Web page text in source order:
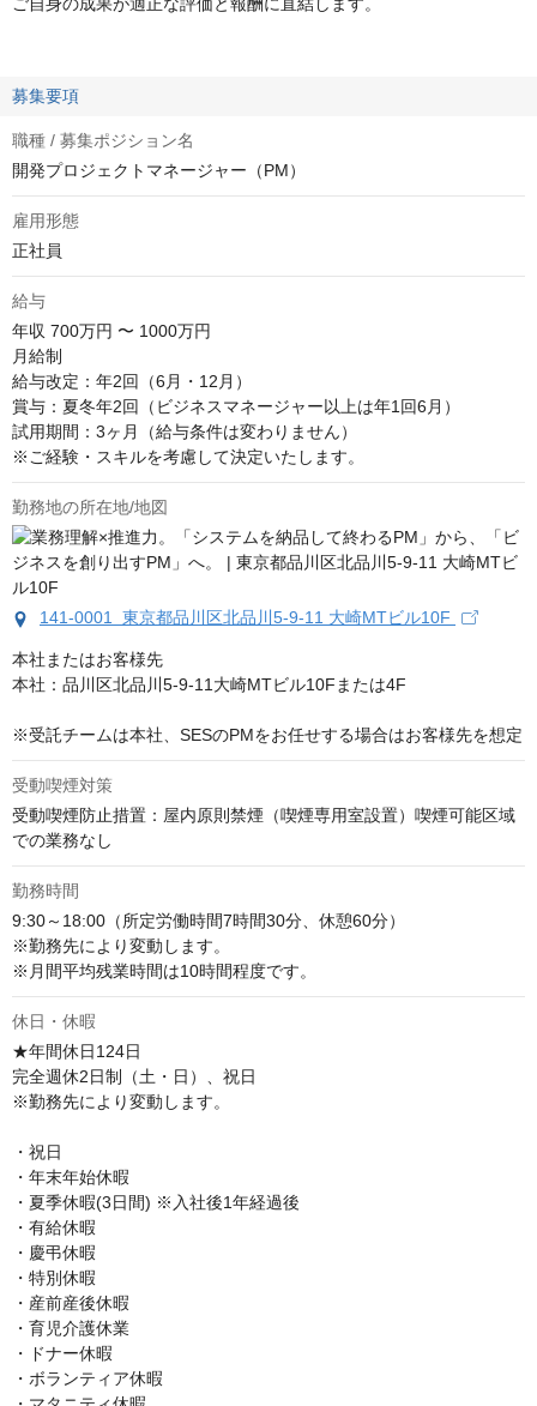
ご自身の成果が適正な評価と報酬に直結します。
募集要項
職種 / 募集ポジション名
開発プロジェクトマネージャー（PM）
雇用形態
正社員
給与
年収 700万円 〜 1000万円
月給制
給与改定：年2回（6月・12月）
賞与：夏冬年2回（ビジネスマネージャー以上は年1回6月）
試用期間：3ヶ月（給与条件は変わりません）
※ご経験・スキルを考慮して決定いたします。
勤務地の所在地/地図
141-0001 東京都品川区北品川5-9-11 大崎MTビル10F
本社またはお客様先
本社：品川区北品川5-9-11大崎MTビル10Fまたは4F
※受託チームは本社、SESのPMをお任せする場合はお客様先を想定
受動喫煙対策
受動喫煙防止措置：屋内原則禁煙（喫煙専用室設置）喫煙可能区域
での業務なし
勤務時間
9:30～18:00（所定労働時間7時間30分、休憩60分）
※勤務先により変動します。
※月間平均残業時間は10時間程度です。
休日・休暇
★年間休日124日
完全週休2日制（土・日）、祝日
※勤務先により変動します。
・祝日
・年末年始休暇
・夏季休暇(3日間) ※入社後1年経過後
・有給休暇
・慶弔休暇
・特別休暇
・産前産後休暇
・育児介護休業
・ドナー休暇
・ボランティア休暇